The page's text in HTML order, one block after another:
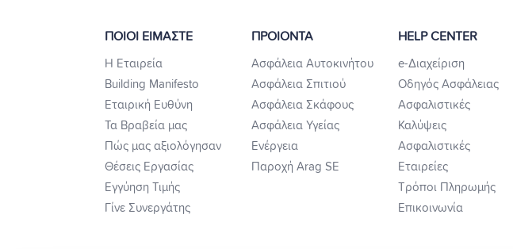
ΠΟΙΟΙ ΕΙΜΑΣΤΕ
Η Εταιρεία
Building Manifesto
Εταιρική Ευθύνη
Τα Βραβεία μας
Πώς μας αξιολόγησαν
Θέσεις Εργασίας
Εγγύηση Τιμής
Γίνε Συνεργάτης
ΠΡΟΙΟΝΤΑ
Ασφάλεια Αυτοκινήτου
Ασφάλεια Σπιτιού
Ασφάλεια Σκάφους
Ασφάλεια Υγείας
Ενέργεια
Παροχή Arag SE
HELP CENTER
e-Διαχείριση
Οδηγός Ασφάλειας
Ασφαλιστικές
Καλύψεις
Ασφαλιστικές
Εταιρείες
Τρόποι Πληρωμής
Επικοινωνία